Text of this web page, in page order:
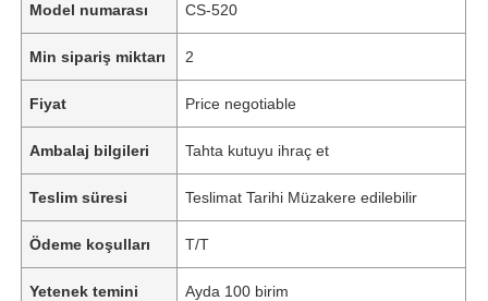
Model numarası CS-520
Min sipariş miktarı 2
Fiyat Price negotiable
Ambalaj bilgileri Tahta kutuyu ihraç et
Teslim süresi Teslimat Tarihi Müzakere edilebilir
Ödeme koşulları T/T
Yetenek temini Ayda 100 birim